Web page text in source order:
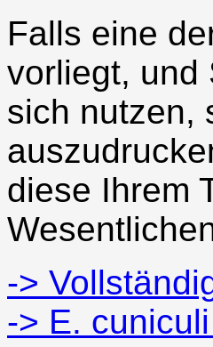
Falls eine
vorliegt, und
sich nutzen,
diese Ihrem
->
-> E.